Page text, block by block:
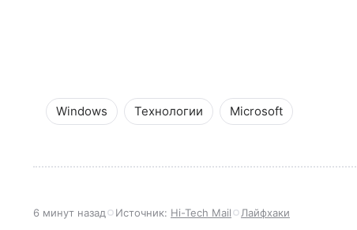
Windows Технологии Microsoft
6 минут назад Источник: Hi-Tech Mail Лайфхаки